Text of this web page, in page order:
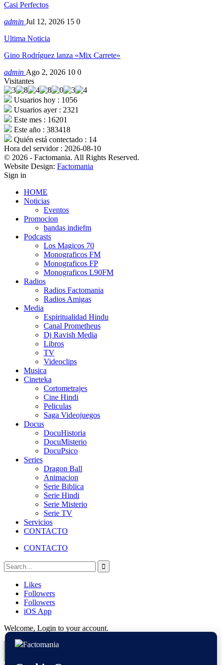
Casi Perfectos
admin Jul 12, 2026 15 0
Ultima Noticia
Gino Rodríguez lanza «Mix Carrete»
admin Ago 2, 2026 10 0
Visitantes
Usuarios hoy : 1056
Usuarios ayer : 2321
Este mes : 16201
Este año : 383418
Quién está contectado : 14
Hora del servidor : 2026-08-10
© 2026 - Factomania. All Rights Reserved.
Website Design: Factomania
Sign in
HOME
Noticias
Eventos
Promocion
bandas indiefm
Podcasts
Los Magicos 70
Monograficos FM
Monograficos FP
Monograficos L90FM
Radios
Radios Factomania
Radios Amigas
Media
Espiritualidad Hindu
Canal Prometheus
Dj Ravish Media
Libros
TV
Videoclips
Musica
Cineteka
Cortometrajes
Cine Hindi
Peliculas
Saga Videojuegos
Docus
DocuHistoria
DocuMisterio
DocuPsico
Series
Dragon Ball
Animacion
Serie Biblica
Serie Hindi
Serie Misterio
Serie TV
Servicios
CONTACTO
CONTACTO
Likes
Followers
Followers
iOS App
Welcome, Login to your account.